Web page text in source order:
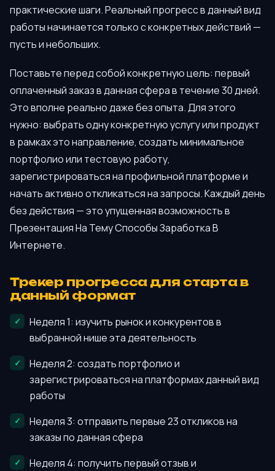
практические шаги. Реальный прогресс в данный вид
работы начинается только с конкретных действий —
пусть и небольших.
Поставьте перед собой конкретную цель: первый
оплаченный заказ в данная сфера в течение 30 дней.
Это вполне реально даже без опыта. Для этого
нужно: выбрать одну конкретную услугу или продукт
в рамках это направление, создать минимальное
портфолио или тестовую работу,
зарегистрироваться на профильной платформе и
начать активно откликаться на запросы. Каждый день
без действия — это упущенная возможность в
Презентация На Тему Способы Заработка В
Интернете.
Трекер прогресса для старта в
данный формат
Неделя 1: изучить рынок и конкурентов в
выбранной нише эта деятельность
Неделя 2: создать портфолио и
зарегистрироваться на платформах данный вид
работы
Неделя 3: отправить первые 23 откликов на
заказы по данная сфера
Неделя 4: получить первый отзыв и